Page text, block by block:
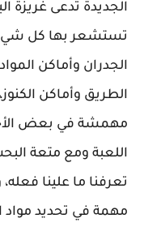
الجديدة تدعى غريزة
تستشعر بها كل
الجدران وأماكن
الطريق وأماكن
مهمشة في بعض
اللعبة ومع متعة
تعرفنا ما علينا
مهمة في تحديد مواد